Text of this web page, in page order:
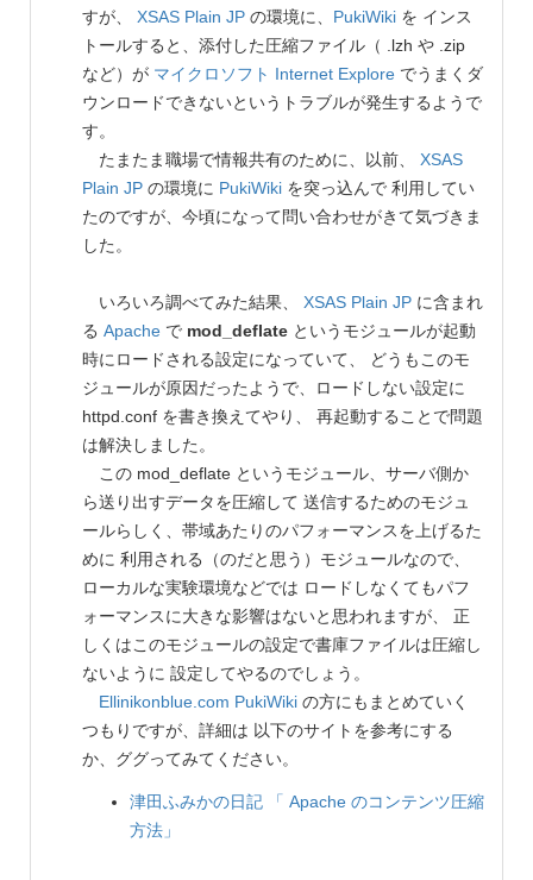
すが、 XSAS Plain JP の環境に、 PukiWiki を インス
トールすると、添付した圧縮ファイル（ .lzh や .zip
など）が マイクロソフト Internet Explore でうまくダ
ウンロードできないというトラブルが発生するようで
す。
たまたま職場で情報共有のために、以前、 XSAS
Plain JP の環境に PukiWiki を突っ込んで 利用してい
たのですが、今頃になって問い合わせがきて気づきま
した。
いろいろ調べてみた結果、 XSAS Plain JP に含まれ
る Apache で mod_deflate というモジュールが起動
時にロードされる設定になっていて、 どうもこのモ
ジュールが原因だったようで、ロードしない設定に
httpd.conf を書き換えてやり、 再起動することで問題
は解決しました。
この mod_deflate というモジュール、サーバ側か
ら送り出すデータを圧縮して 送信するためのモジュ
ールらしく、帯域あたりのパフォーマンスを上げるた
めに 利用される（のだと思う）モジュールなので、
ローカルな実験環境などでは ロードしなくてもパフ
ォーマンスに大きな影響はないと思われますが、 正
しくはこのモジュールの設定で書庫ファイルは圧縮し
ないように 設定してやるのでしょう。
Ellinikonblue.com PukiWiki の方にもまとめていく
つもりですが、詳細は 以下のサイトを参考にする
か、ググってみてください。
津田ふみかの日記
「 Apache のコンテンツ圧縮
方法」